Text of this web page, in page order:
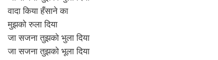
वादा किया हँसाने का
मुझको रुला दिया
जा सजना तुझको भुला दिया
जा सजना तुझको भूला दिया